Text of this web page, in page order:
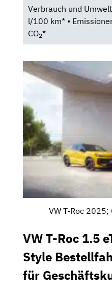
Verbrauch und
l/100 km* •
CO2*
VW T-Roc
VW T-Roc 1.5
Style
für